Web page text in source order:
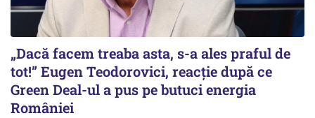
„Dacă facem treaba asta, s-a ales praful de
tot!” Eugen Teodorovici, reacție după ce
Green Deal-ul a pus pe butuci energia
României